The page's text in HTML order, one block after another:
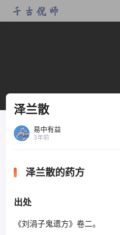
泽兰散
易中有益
3年前
泽兰散的药方
出处
《刘涓子鬼遗方》卷二。